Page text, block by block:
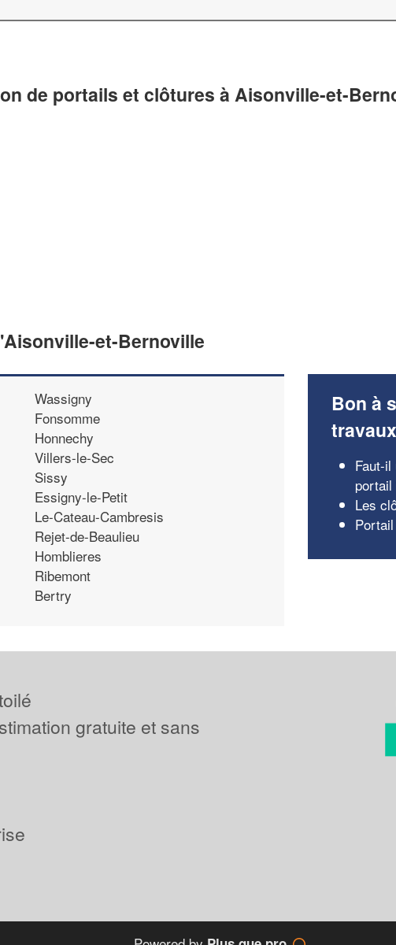
de portails et clôtures à Aisonville-et-
et-Bernoville
Wassigny
Fonsomme
Honnechy
Villers-le-Sec
Sissy
Essigny-le-Petit
Le-Cateau-Cambresis
Rejet-de-Beaulieu
Homblieres
Ribemont
Bertry
Bon à
travaux
Faut-
portail
Les
gratuite et sans